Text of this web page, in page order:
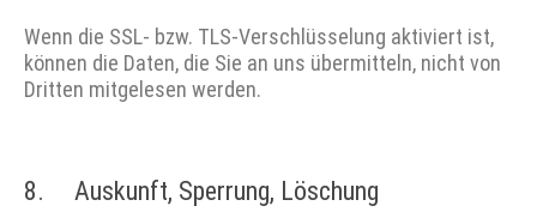
Wenn die SSL- bzw. TLS-Verschlüsselung aktiviert ist,
können die Daten, die Sie an uns übermitteln, nicht von
Dritten mitgelesen werden.
8. Auskunft, Sperrung, Löschung